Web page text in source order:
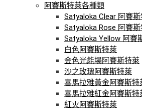
阿賽斯特萊各種類
Satyaloka Clear 阿賽
Satyaloka Rose 阿賽
Satyaloka Yellow 阿賽
白色阿賽斯特萊
金色光能場阿賽斯特萊
沙之玫瑰阿賽斯特萊
喜馬拉雅黃金阿賽斯特
喜馬拉雅紅金阿賽斯特
紅火阿賽斯特萊